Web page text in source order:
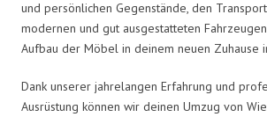
und persönlichen Gegenstände, den
modernen und gut ausgestatteten
Aufbau der Möbel in deinem neuen Zuhause
Dank unserer jahrelangen Erfahrung und
Ausrüstung können wir deinen Umzug von